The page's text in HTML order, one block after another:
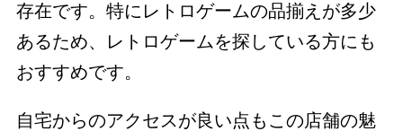
存在です。特にレトロゲームの品揃えが多少
あるため、レトロゲームを探している方にも
おすすめです。
自宅からのアクセスが良い点もこの店舗の魅